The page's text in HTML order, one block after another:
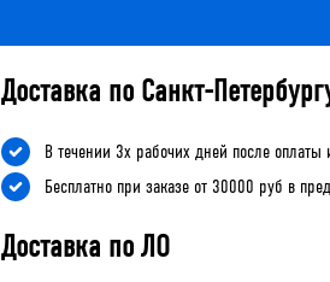
Доставка по Санкт-
В течении 3х рабочих дней после оплаты
Бесплатно при заказе от 30000 руб в
Доставка по ЛО